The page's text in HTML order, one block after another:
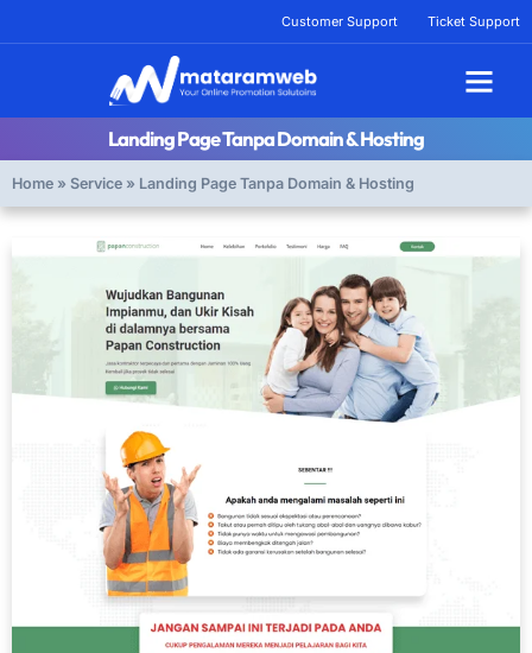
Customer Support Ticket Support
Landing Page Tanpa Domain & Hosting
Home » Service » Landing Page Tanpa Domain & Hosting